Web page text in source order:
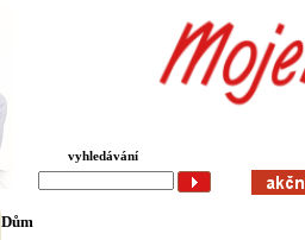
vyhledávání
Dům